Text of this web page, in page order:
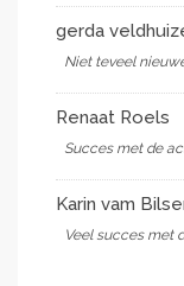
gerda
Niet teveel
Renaat Roels
Succes met de
Karin vam
Veel succes met